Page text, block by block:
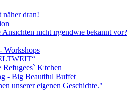
näher dran!
Ansichten nicht irgendwie bekannt vor?
Workshops
Refugees` Kitchen
- Big Beautiful Buffet
unserer eigenen Geschichte."